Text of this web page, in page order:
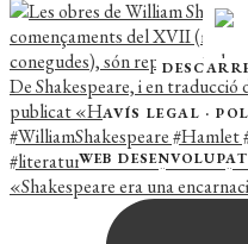
«Shakespeare era una
AVÍS LEGAL ·
WEB